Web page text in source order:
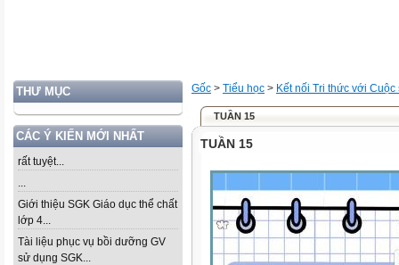
THƯ MỤC
CÁC Ý KIẾN MỚI NHẤT
rất tuyệt...
...
Giới thiệu SGK Giáo dục thể chất
lớp 4...
Tài liệu phục vụ bồi dưỡng GV
sử dụng SGK...
Gốc > Tiểu học > Kết nối Tri thức với Cuộc
TUẦN 15
TUẦN 15